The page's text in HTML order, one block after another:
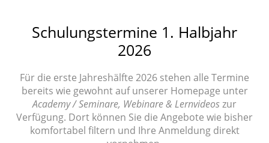
Schulungstermine 1. Halbjahr
2026
Für die erste Jahreshälfte 2026 stehen alle Termine
bereits wie gewohnt auf unserer Homepage unter
Academy / Seminare, Webinare & Lernvideoszur
Verfügung. Dort können Sie die Angebote wie bisher
komfortabel filtern und Ihre Anmeldung direkt